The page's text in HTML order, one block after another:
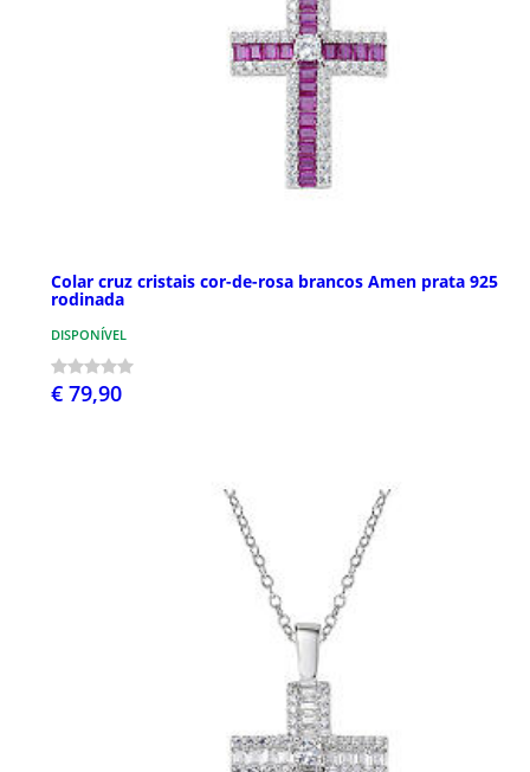
Colar cruz cristais cor-de-rosa brancos Amen prata 925
rodinada
DISPONÍVEL
€ 79,90